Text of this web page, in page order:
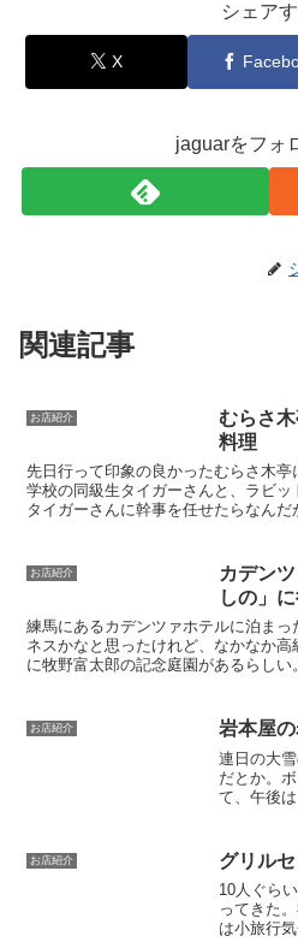
シェア
X
jaguarをフォ
関連記事
お店紹介
むらさ
料理
先日行って印象の良かったむらさ木
学校の同級生タイガーさんと、ラビッ
タイガーさんに幹事を任せたらなんだ
お店紹介
カデン
しの」
練馬にあるカデンツァホテルに泊ま
ネスかなと思ったけれど、なかなか高
に牧野富太郎の記念庭園があるらし
お店紹介 岩本屋の
連日の大
だとか。
て、午後
行くか！
ぅ・・・
お店紹介 グリル
10人ぐら
ってきた
は小旅行